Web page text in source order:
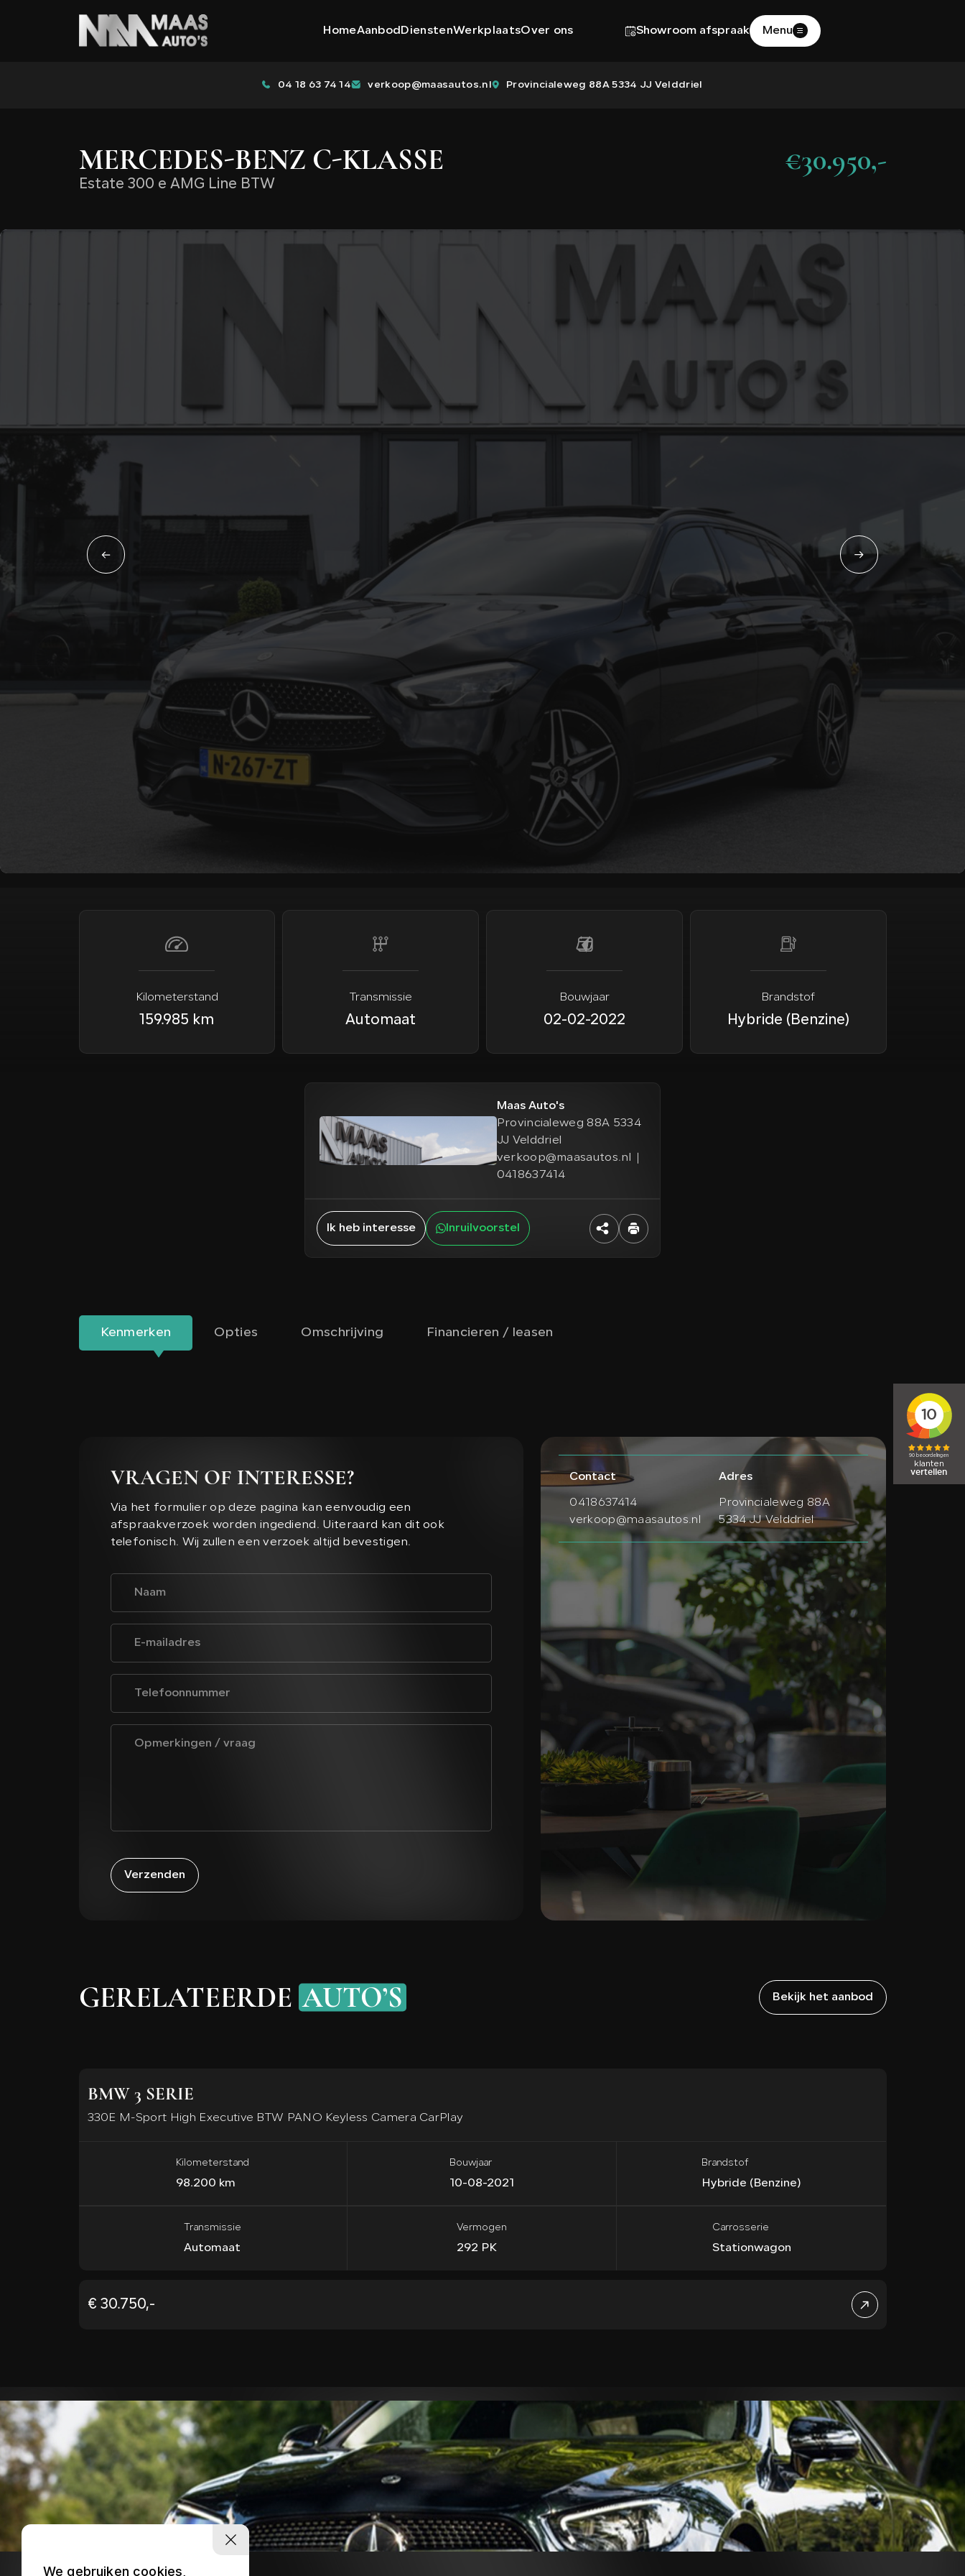
HomeAanbod DienstenWerkplaatsOver ons Showroom afspraak Menu
04 18 63 74 14 verkoop@maasautos.nl Provincialeweg 88A 5334 JJ Velddriel
WERKPLAATS
OVER ONS
VERKOCHT
CONTACT
MERCEDES-BENZ C-KLASSE
Estate 300 e AMG Line BTW
€30.950,-
Kilometerstand
159.985 km
Transmissie
Automaat
Bouwjaar
02-02-2022
Brandstof
Hybride (Benzine)
Maas Auto's
Provincialeweg 88A 5334
JJ Velddriel
verkoop@maasautos.nl
0418637414
Ik heb interesse Inruilvoorstel
Kenmerken Opties Omschrijving Financieren / leasen
VRAGEN OF INTERESSE?
Via het formulier op deze pagina kan eenvoudig een
afspraakverzoek worden ingediend. Uiteraard kan dit ook
telefonisch. Wij zullen een verzoek altijd bevestigen.
Verzenden
Contact
0418637414
verkoop@maasautos.nl
Adres
Provincialeweg 88A
5334 JJ Velddriel
GERELATEERDE AUTO’S Bekijk het aanbod
BMW 3 SERIE
330E M-Sport High Executive BTW PANO Keyless Camera CarPlay
Kilometerstand
98.200 km
Bouwjaar
10-08-2021
Brandstof
Hybride (Benzine)
Transmissie
Automaat
Vermogen
292 PK
Carrosserie
Stationwagon
€ 30.750,-
We gebruiken cookies,